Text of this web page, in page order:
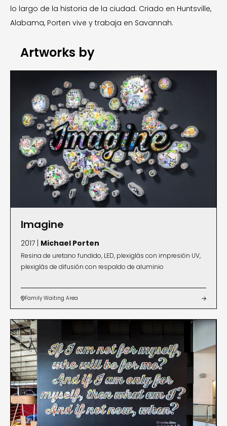
lo largo de la historia de la ciudad. Criado en Huntsville,
Alabama, Porten vive y trabaja en Savannah.
Artworks by
Imagine
2017 | Michael Porten
Resina de uretano fundido, LED, plexiglás con impresión UV,
plexiglás de difusión con respaldo de aluminio
Family Waiting Area 